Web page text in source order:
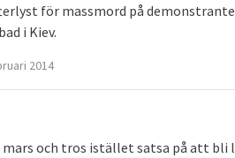
för massmord på
i Kiev.
2014
och tros istället satsa på att bli